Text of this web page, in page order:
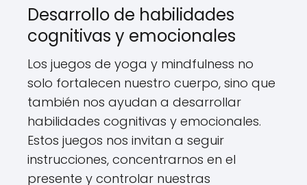
Desarrollo de habilidades
cognitivas y emocionales
Los juegos de yoga y mindfulness no
solo fortalecen nuestro cuerpo, sino que
también nos ayudan a desarrollar
habilidades cognitivas y emocionales.
Estos juegos nos invitan a seguir
instrucciones, concentrarnos en el
presente y controlar nuestras